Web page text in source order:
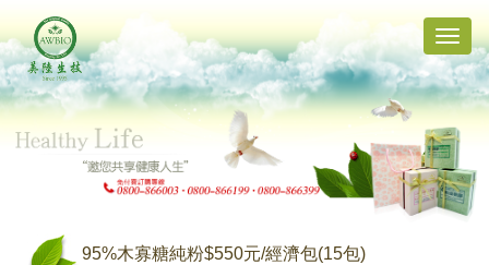
Toggle
95%木寡糖純粉$550元/經濟包(15包)